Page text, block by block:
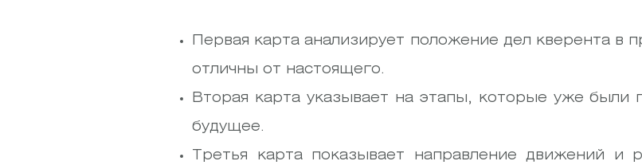
Первая карта анализирует положение дел кверента в
отличны от настоящего.
Вторая карта указывает на этапы, которые уже были
будущее.
Третья карта показывает направление движений и